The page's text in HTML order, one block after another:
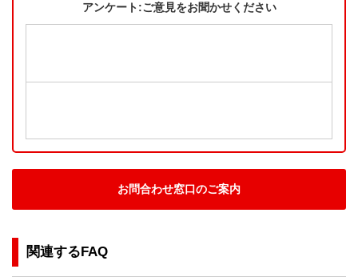
アンケート:ご意見をお聞かせください
お問合わせ窓口のご案内
関連するFAQ